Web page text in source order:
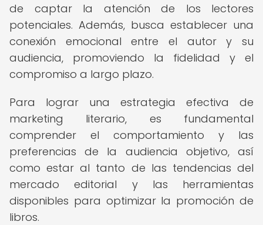
de captar la atención de los lectores
potenciales. Además, busca establecer una
conexión emocional entre el autor y su
audiencia, promoviendo la fidelidad y el
compromiso a largo plazo.
Para lograr una estrategia efectiva de
marketing literario, es fundamental
comprender el comportamiento y las
preferencias de la audiencia objetivo, así
como estar al tanto de las tendencias del
mercado editorial y las herramientas
disponibles para optimizar la promoción de
libros.